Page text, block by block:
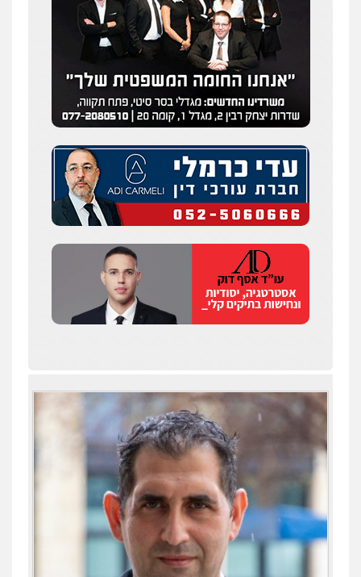
עו"ד אלון קריטי
פלילי כלכלי אלימות סמים מעצרים
0525544654
מנשה, אלמוג – עורכי דין
פלילי עבירות תנועה צווארון לבן תעבורה
עורכי דין לענייני אסירים מעצרים וחקירות
0546470989
עו"ד זוהר ארבל
פלילי פשיעה חמורה מעצרים וחקירות
קטינים
עו"ד אסף דוק
פלילי עבירות מין סמים והימורים
חמורה חקירות ומעצרים צווארון לבן והונאה
0526885006
משפט פלילי פשיעה חמורה מעצרים
וחקירות צבאי תעבורה
0544218336
עו"ד שאדי כבהא
פלילי עורכי דין לענייני אסירים
0525556970
משרד עורכי דין חן ברוך